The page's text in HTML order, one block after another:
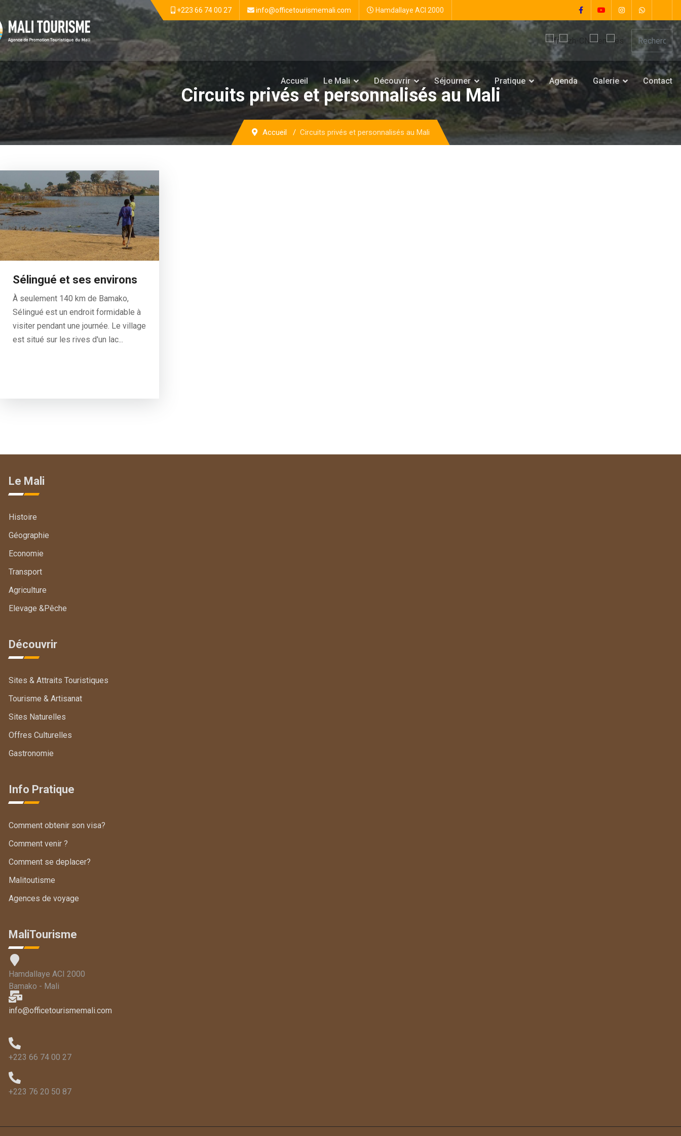
+223 66 74 00 27 info@officetourismemali.com Hamdallaye ACI 2000
Accueil Le Mali Découvrir Séjourner Pratique Agenda Galerie Contact
Circuits privés et personnalisés au Mali
Accueil Circuits privés et personnalisés au Mali
Sélingué et ses environs
À seulement 140 km de Bamako,
Sélingué est un endroit formidable à
visiter pendant une journée. Le village
est situé sur les rives d'un lac...
Le Mali
Histoire
Géographie
Economie
Transport
Agriculture
Elevage &Pêche
Découvrir
Sites & Attraits Touristiques
Tourisme & Artisanat
Sites Naturelles
Offres Culturelles
Gastronomie
Info Pratique
Comment obtenir son visa?
Comment venir ?
Comment se deplacer?
Malitoutisme
Agences de voyage
MaliTourisme
Hamdallaye ACI 2000
Bamako - Mali
info@officetourismemali.com
+223 66 74 00 27
+223 76 20 50 87